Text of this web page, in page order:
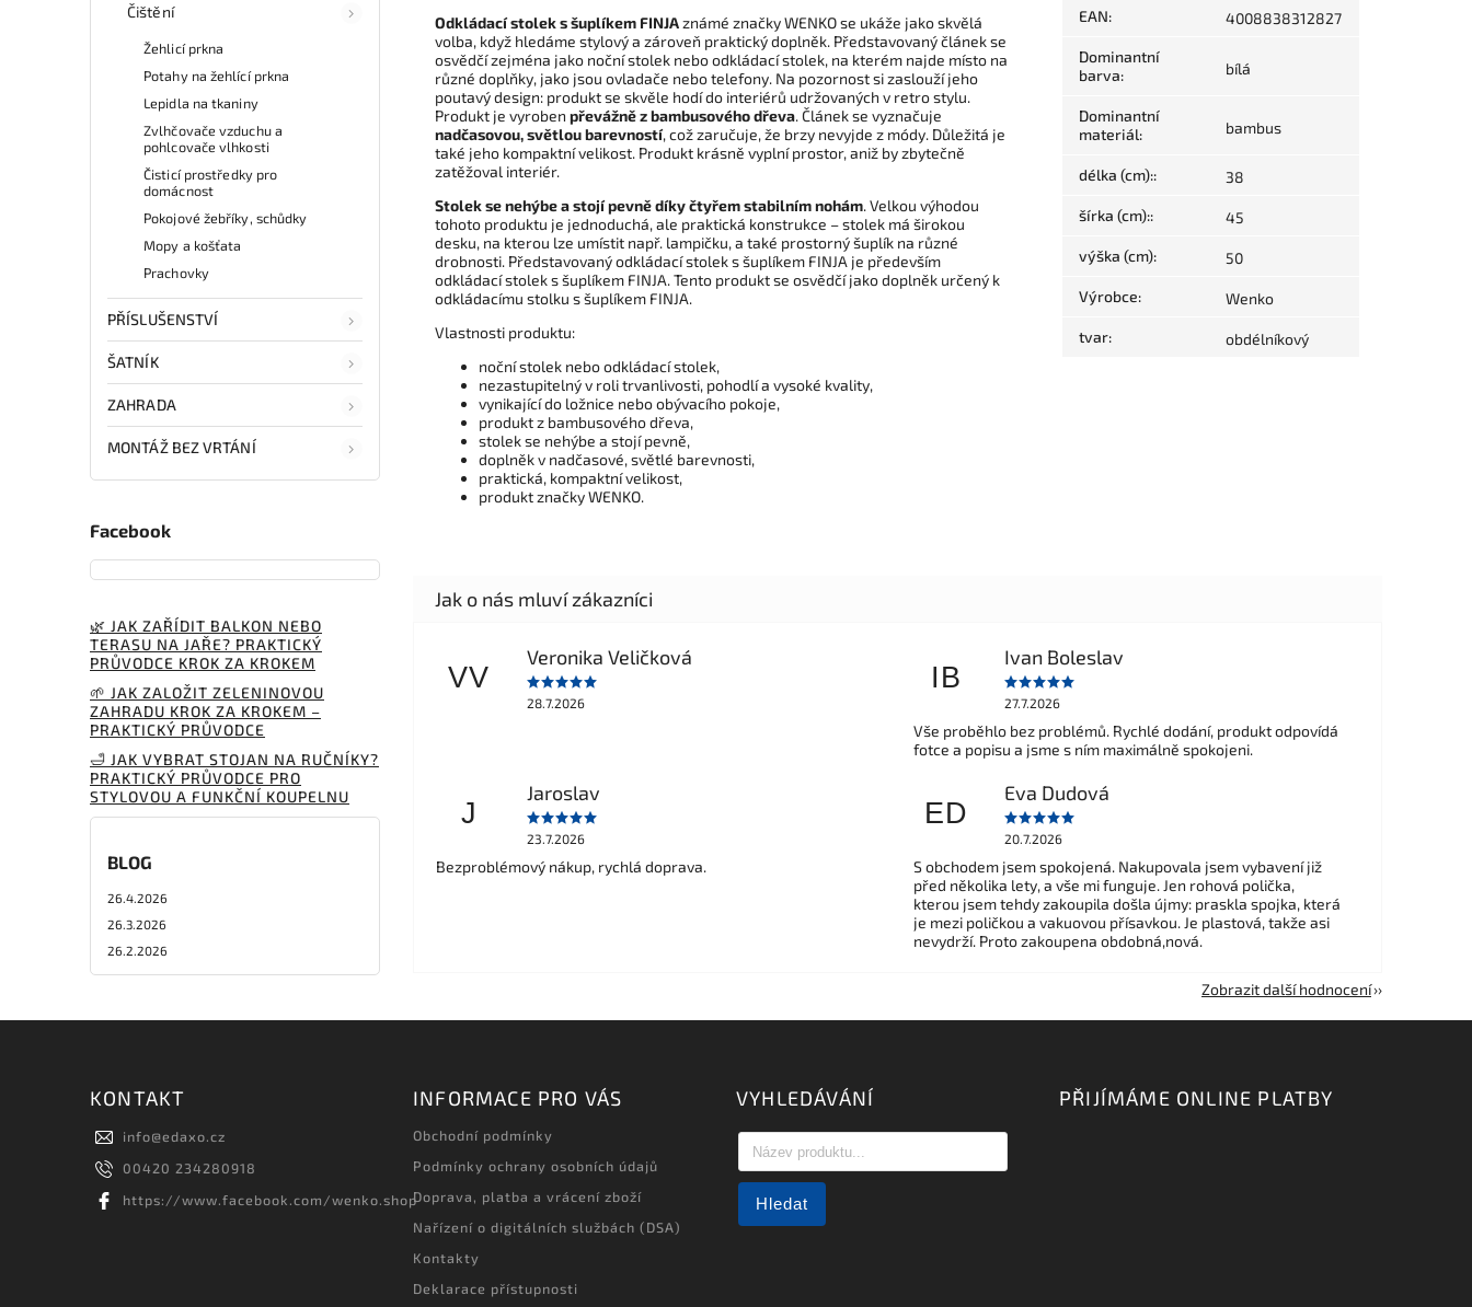
Čištění
Žehlicí prkna
Potahy na žehlící prkna
Lepidla na tkaniny
Zvlhčovače vzduchu a
pohlcovače vlhkosti
Čisticí prostředky pro
domácnost
Pokojové žebříky, schůdky
Mopy a košťata
Prachovky
PŘÍSLUŠENSTVÍ
ŠATNÍK
ZAHRADA
MONTÁŽ BEZ VRTÁNÍ
Facebook
🌿 JAK ZAŘÍDIT BALKON NEBO
TERASU NA JAŘE? PRAKTICKÝ
PRŮVODCE KROK ZA KROKEM
🌱 JAK ZALOŽIT ZELENINOVOU
ZAHRADU KROK ZA KROKEM –
PRAKTICKÝ PRŮVODCE
🛁 JAK VYBRAT STOJAN NA RUČNÍKY?
PRAKTICKÝ PRŮVODCE PRO
STYLOVOU A FUNKČNÍ KOUPELNU
BLOG
26.4.2026
26.3.2026
26.2.2026
Odkládací stolek s šuplíkem FINJAznámé značky WENKO se ukáže jako skvělá
volba, když hledáme stylový a zároveň praktický doplněk. Představovaný článek se
osvědčí zejména jako noční stolek nebo odkládací stolek, na kterém najde místo na
různé doplňky, jako jsou ovladače nebo telefony. Na pozornost si zaslouží jeho
poutavý design: produkt se skvěle hodí do interiérů udržovaných v retro stylu.
Produkt je vyroben převážně z bambusového dřeva. Článek se vyznačuje
nadčasovou, světlou barevností, což zaručuje, že brzy nevyjde z módy. Důležitá je
také jeho kompaktní velikost. Produkt krásně vyplní prostor, aniž by zbytečně
zatěžoval interiér.
Stolek se nehýbe a stojí pevně díky čtyřem stabilním nohám. Velkou výhodou
tohoto produktu je jednoduchá, ale praktická konstrukce – stolek má širokou
desku, na kterou lze umístit např. lampičku, a také prostorný šuplík na různé
drobnosti. Představovaný odkládací stolek s šuplíkem FINJA je především
odkládací stolek s šuplíkem FINJA. Tento produkt se osvědčí jako doplněk určený k
odkládacímu stolku s šuplíkem FINJA.
Vlastnosti produktu:
noční stolek nebo odkládací stolek,
nezastupitelný v roli trvanlivosti, pohodlí a vysoké kvality,
vynikající do ložnice nebo obývacího pokoje,
produkt z bambusového dřeva,
stolek se nehýbe a stojí pevně,
doplněk v nadčasové, světlé barevnosti,
praktická, kompaktní velikost,
produkt značky WENKO.
EAN: 4008838312827
Dominantní
barva: bílá
Dominantní
materiál: bambus
délka (cm):: 38
šírka (cm):: 45
výška (cm): 50
Výrobce: Wenko
tvar: obdélníkový
VV
Veronika Veličková
28.7.2026
IB
Ivan Boleslav
27.7.2026
Vše proběhlo bez problémů. Rychlé dodání, produkt odpovídá
fotce a popisu a jsme s ním maximálně spokojeni.
J
Jaroslav
23.7.2026
Bezproblémový nákup, rychlá doprava.
ED
Eva Dudová
20.7.2026
S obchodem jsem spokojená. Nakupovala jsem vybavení již
před několika lety, a vše mi funguje. Jen rohová polička,
kterou jsem tehdy zakoupila došla újmy: praskla spojka, která
je mezi poličkou a vakuovou přísavkou. Je plastová, takže asi
nevydrží. Proto zakoupena obdobná,nová.
Zobrazit další hodnocení
KONTAKT
info@edaxo.cz
00420 234280918
https://www.facebook.com/wenko.shop
INFORMACE PRO VÁS
Obchodní podmínky
Podmínky ochrany osobních údajů
Doprava, platba a vrácení zboží
Nařízení o digitálních službách (DSA)
Kontakty
Deklarace přístupnosti
VYHLEDÁVÁNÍ
Hledat
PŘIJÍMÁME ONLINE PLATBY